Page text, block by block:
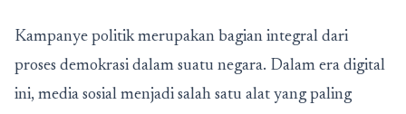
Kampanye politik merupakan bagian integral dari
proses demokrasi dalam suatu negara. Dalam era digital
ini, media sosial menjadi salah satu alat yang paling